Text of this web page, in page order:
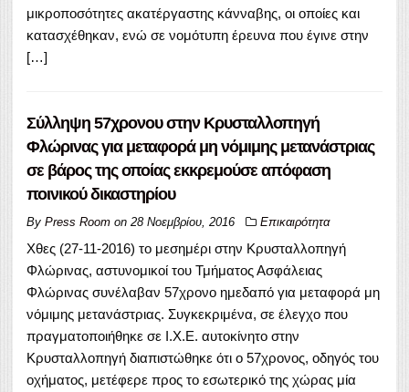
μικροποσότητες ακατέργαστης κάνναβης, οι οποίες και
κατασχέθηκαν, ενώ σε νομότυπη έρευνα που έγινε στην
[…]
Σύλληψη 57χρονου στην Κρυσταλλοπηγή
Φλώρινας για μεταφορά μη νόμιμης μετανάστριας
σε βάρος της οποίας εκκρεμούσε απόφαση
ποινικού δικαστηρίου
By Press Room on 28 Νοεμβρίου, 2016 Επικαιρότητα
Χθες (27-11-2016) το μεσημέρι στην Κρυσταλλοπηγή
Φλώρινας, αστυνομικοί του Τμήματος Ασφάλειας
Φλώρινας συνέλαβαν 57χρονο ημεδαπό για μεταφορά μη
νόμιμης μετανάστριας. Συγκεκριμένα, σε έλεγχο που
πραγματοποιήθηκε σε Ι.Χ.Ε. αυτοκίνητο στην
Κρυσταλλοπηγή διαπιστώθηκε ότι ο 57χρονος, οδηγός του
οχήματος, μετέφερε προς το εσωτερικό της χώρας μία